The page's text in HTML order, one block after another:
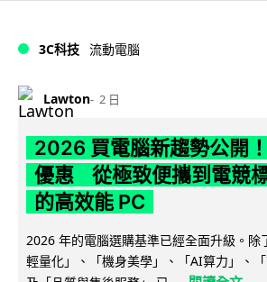
3C科技 流動電腦
Lawton 2 日
2026 買電腦新趨勢公開
優惠 從極致便攜到電競
的高效能 PC
2026 年的電腦選購基準已經全面升級。除
輕量化」、「機身美學」、「AI算力」、